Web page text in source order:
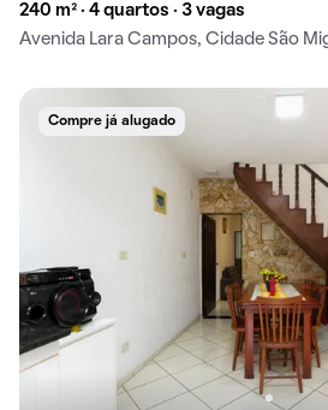
240 m² · 4 quartos · 3 vagas
Avenida Lara Campos, Cidade São
Compre já alugado